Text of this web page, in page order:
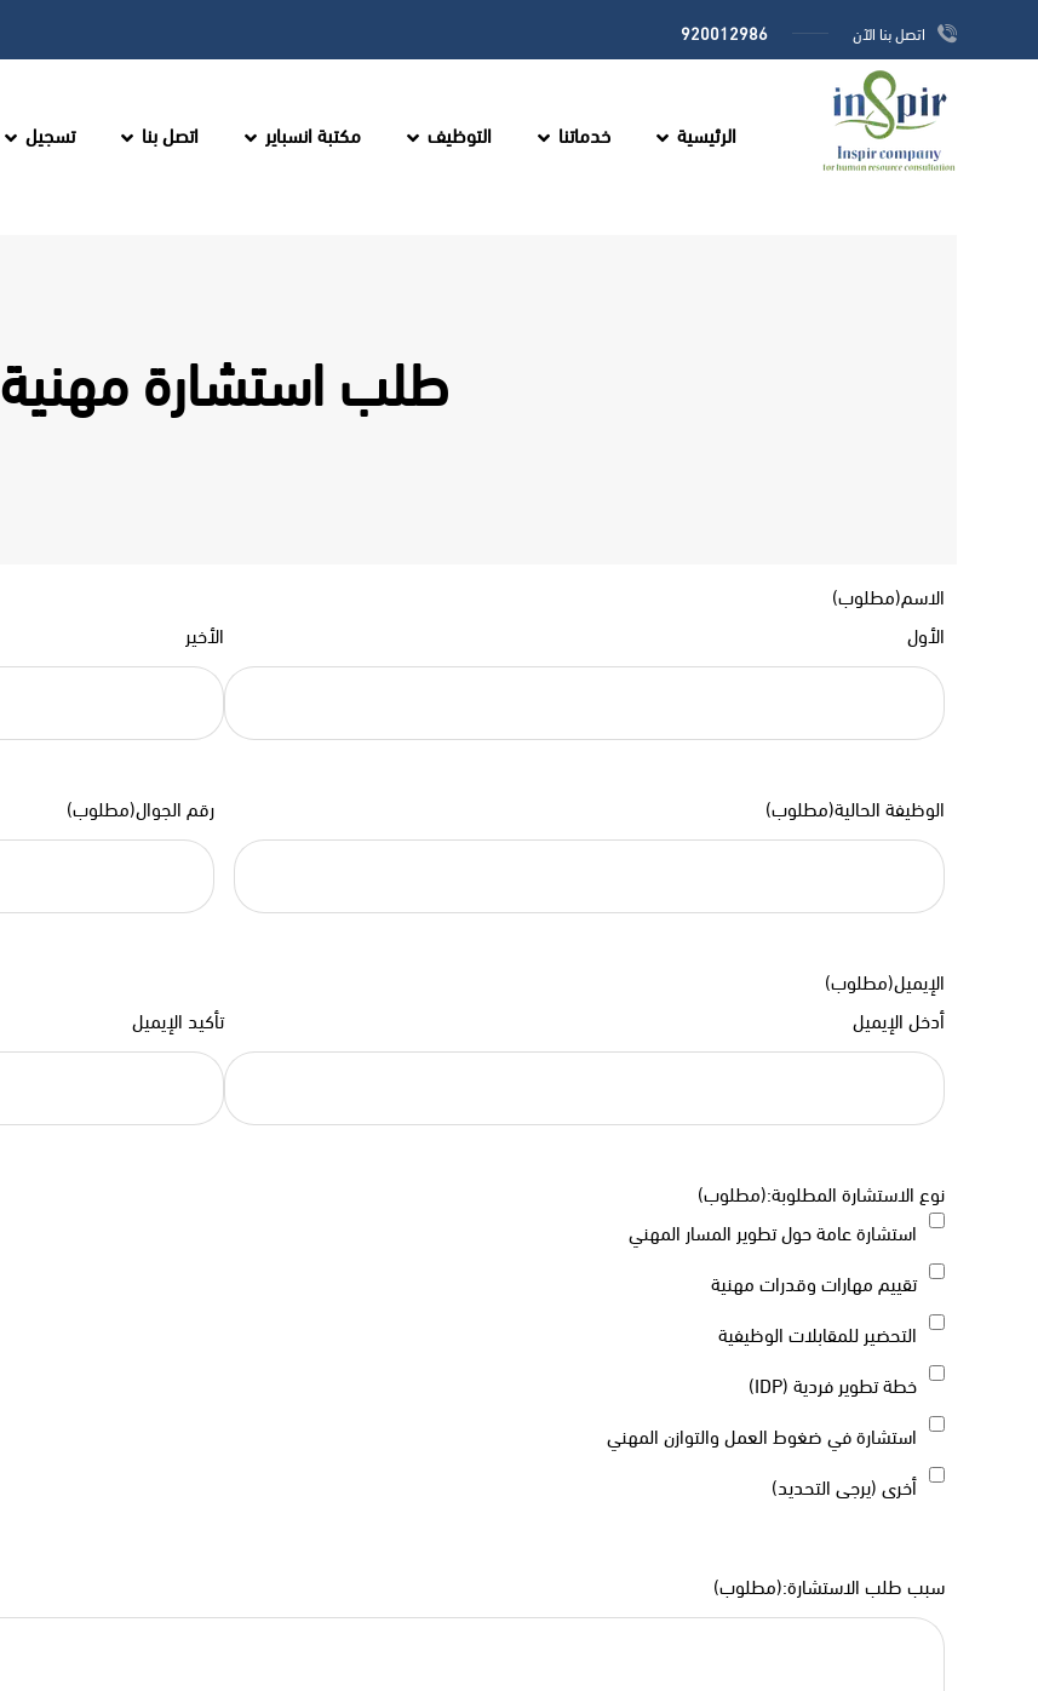
اتصل بنا الآن 920012986
الرئيسية خدماتنا التوظيف مكتبة انسباير اتصل بنا تسجيل
طلب استشارة مهنية
الاسم(مطلوب)
الأول
الأخير
الوظيفة الحالية(مطلوب) رقم الجوال(مطلوب)
الإيميل(مطلوب)
أدخل الإيميل
تأكيد الإيميل
نوع الاستشارة المطلوبة:(مطلوب)
استشارة عامة حول تطوير المسار المهني
تقييم مهارات وقدرات مهنية
التحضير للمقابلات الوظيفية
خطة تطوير فردية (IDP)
استشارة في ضغوط العمل والتوازن المهني
أخرى (يرجى التحديد)
سبب طلب الاستشارة:(مطلوب)